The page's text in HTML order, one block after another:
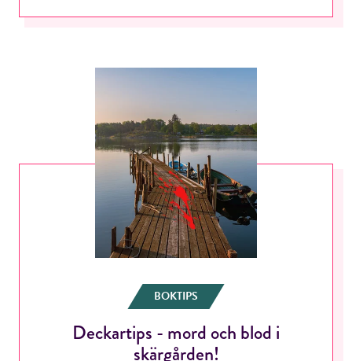
BOKTIPS
Deckartips - mord och blod i
skärgården!